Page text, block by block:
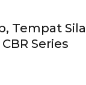
Tempat
Series